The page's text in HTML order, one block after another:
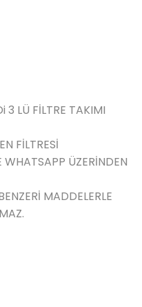
3 LÜ FİLTRE TAKIMI
FİLTRESİ
WHATSAPP ÜZERİNDEN
MADDELERLE